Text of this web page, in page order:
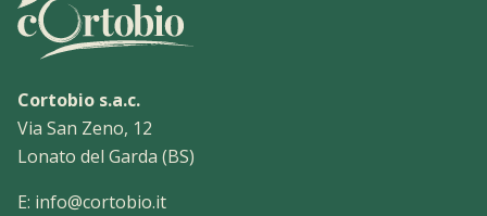
Cortobio s.a.c.
Via San Zeno, 12
Lonato del Garda (BS)
E: info@cortobio.it